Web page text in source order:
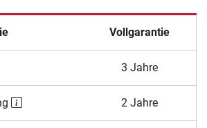
Vollgarantie
3 Jahre
2 Jahre